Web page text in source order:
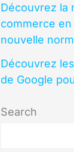
Découvrez la
commerce en
nouvelle
Découvrez
de Google
Search